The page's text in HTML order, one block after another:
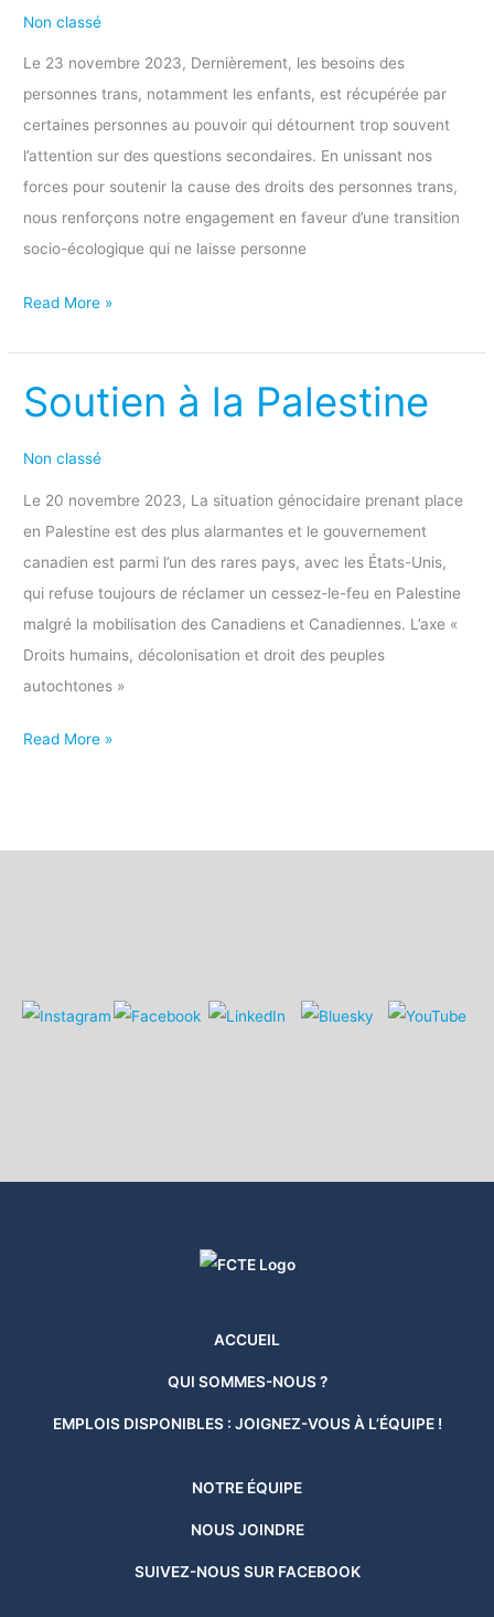
Non classé
Le 23 novembre 2023, Dernièrement, les besoins des
personnes trans, notamment les enfants, est récupérée par
certaines personnes au pouvoir qui détournent trop souvent
l’attention sur des questions secondaires. En unissant nos
forces pour soutenir la cause des droits des personnes trans,
nous renforçons notre engagement en faveur d’une transition
socio-écologique qui ne laisse personne
non
des
Read More »
Soutien à la Palestine
Non classé
Le 20 novembre 2023, La situation génocidaire prenant place
en Palestine est des plus alarmantes et le gouvernement
canadien est parmi l’un des rares pays, avec les États-Unis,
qui refuse toujours de réclamer un cessez-le-feu en Palestine
malgré la mobilisation des Canadiens et Canadiennes. L’axe «
Droits humains, décolonisation et droit des peuples
autochtones »
Soutien
à
la
Read More »
ACCUEIL
QUI SOMMES-NOUS ?
EMPLOIS DISPONIBLES : JOIGNEZ-VOUS À L’ÉQUIPE !
NOTRE ÉQUIPE
NOUS JOINDRE
SUIVEZ-NOUS SUR FACEBOOK